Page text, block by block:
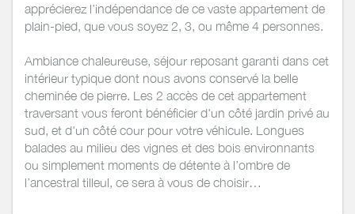
apprécierez l’indépendance de ce vaste appartement de
plain-pied, que vous soyez 2, 3, ou même 4 personnes.
Ambiance chaleureuse, séjour reposant garanti dans cet
intérieur typique dont nous avons conservé la belle
cheminée de pierre. Les 2 accès de cet appartement
traversant vous feront bénéficier d'un côté jardin privé au
sud, et d'un côté cour pour votre véhicule. Longues
balades au milieu des vignes et des bois environnants
ou simplement moments de détente à l’ombre de
l’ancestral tilleul, ce sera à vous de choisir…